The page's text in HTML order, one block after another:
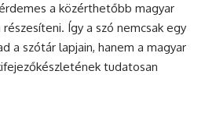
a közérthetőbb magyar
Így a szó nemcsak egy
a szótár lapjain, hanem a magyar
tudatosan